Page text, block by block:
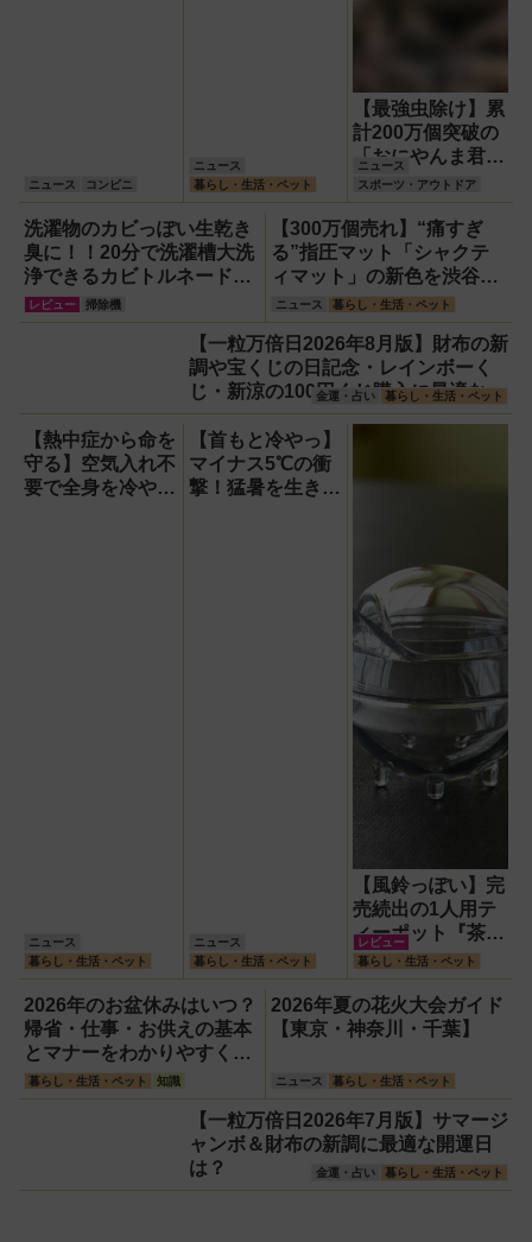
ニュース コンビニ
ニュース
暮らし・生活・ペット
【最強虫除け】累
計200万個突破の
「おにやんま君
®」に進化版『ス
ーパーおにやんま
君®』が登場！効
果や違い、ペッ
ト・子供への安心
理由を徹底解説
ニュース
スポーツ・アウトドア
洗濯物のカビっぽい生乾き
臭に！！20分で洗濯槽大洗
浄できるカビトルネード
Neo縦型用をガチ検証して
分かった消臭効果
レビュー 掃除機
【300万個売れ】“痛すぎ
る”指圧マット「シャクテ
ィマット」の新色を渋谷で
体験できるイベント開催！
ニュース 暮らし・生活・ペット
【一粒万倍日2026年8月版】財布の新
調や宝くじの日記念・レインボーく
じ・新涼の100円くじ購入に最適な開
運日は？
金運・占い 暮らし・生活・ペット
【熱中症から命を
守る】空気入れ不
要で全身を冷やす
ニュース
暮らし・生活・ペット
【首もと冷やっ】
マイナス5℃の衝
撃！猛暑を生き抜
ニュース
暮らし・生活・ペット
【風鈴っぽい】完
売続出の1人用テ
ィーポット『茶鈴
（ティーリン）』
を使ってみた！川
越の風鈴から着想
を得たかわいい見
い勝手を徹底解説
レビュー
暮らし・生活・ペット
2026年のお盆休みはいつ？
帰省・仕事・お供えの基本
とマナーをわかりやすく解
説
暮らし・生活・ペット 知識
2026年夏の花火大会ガイド
【東京・神奈川・千葉】
ニュース 暮らし・生活・ペット
【一粒万倍日2026年7月版】サマージ
ャンボ＆財布の新調に最適な開運日
は？
金運・占い 暮らし・生活・ペット